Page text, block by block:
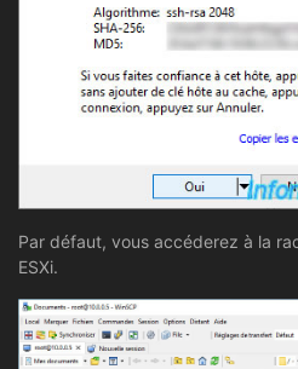
Par défaut, vous accéderez à la
ESXi.